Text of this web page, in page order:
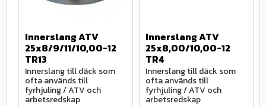
Innerslang ATV
25x8/9/11/10,00-12
TR13
Innerslang till däck som
ofta används till
fyrhjuling / ATV och
arbetsredskap
Innerslang ATV
25x8,00/10,00-12
TR4
Innerslang till däck som
ofta används till
fyrhjuling / ATV och
arbetsredskap